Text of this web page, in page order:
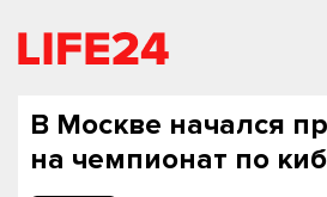
В Москве начался
на чемпионат по